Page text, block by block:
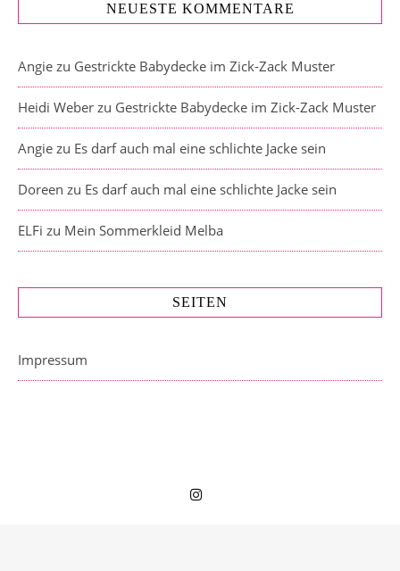
NEUESTE KOMMENTARE
Angie zu Gestrickte Babydecke im Zick-Zack Muster
Heidi Weber zu Gestrickte Babydecke im Zick-Zack Muster
Angie zu Es darf auch mal eine schlichte Jacke sein
Doreen zu Es darf auch mal eine schlichte Jacke sein
ELFi zu Mein Sommerkleid Melba
SEITEN
Impressum